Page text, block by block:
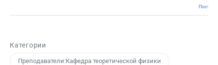
Категории
Преподаватели:Кафедра теоретической физики